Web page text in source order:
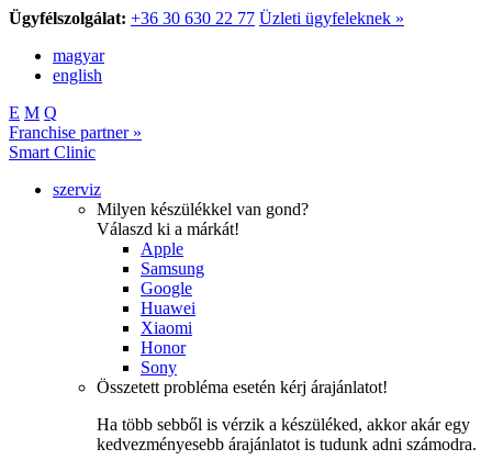
Ügyfélszolgálat: +36 30 630 22 77 Üzleti ügyfeleknek »
magyar
english
E M Q
Franchise partner »
Smart Clinic
szerviz
Milyen készülékkel van gond?
Válaszd ki a márkát!
Apple
Samsung
Google
Huawei
Xiaomi
Honor
Sony
Összetett probléma esetén kérj árajánlatot!
Ha több sebből is vérzik a készüléked, akkor akár egy
kedvezményesebb árajánlatot is tudunk adni számodra.